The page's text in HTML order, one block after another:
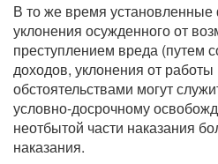
В то же время
уклонения осужденного от
преступлением вреда (путем
доходов, уклонения от
обстоятельствами могут
условно-досрочному
неотбытой части наказания
наказания.